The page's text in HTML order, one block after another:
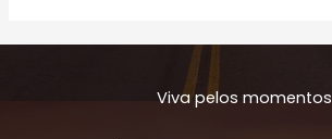
Viva pelos momentos